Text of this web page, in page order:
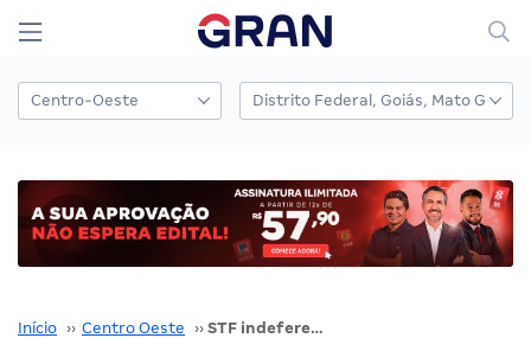
Início ›› Centro Oeste ›› STF indefere mandado de segurança contra ato punitivo do CNJ